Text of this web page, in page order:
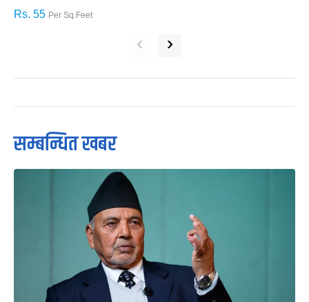
Rs. 55 Per Sq.Feet
‹ ›
सम्बन्धित खबर